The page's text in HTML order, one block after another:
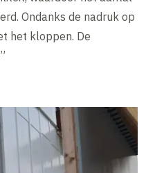
Ondanks de nadruk op
het kloppen. De